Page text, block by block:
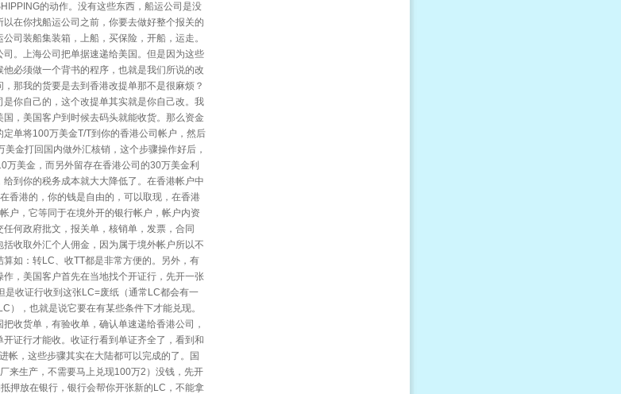
的动作。没有这些东西，船运公司是没
在你找船运公司之前，你要去做好整个报关的
司装船集装箱，上船，买保险，开船，运走。
。上海公司把单据速递给美国。但是因为这些
必须做一个背书的程序，也就是我们所说的改
那我的货要是去到香港改提单那不是很麻烦？
你自己的，这个改提单其实就是你自己改。我
，美国客户到时候去码头就能收货。那么资金
单将100万美金T/T到你的香港公司帐户，然后
金打回国内做外汇核销，这个步骤操作好后，
美金，而另外留存在香港公司的30万美金利
到你的税务成本就大大降低了。在香港帐户中
香港的，你的钱是自由的，可以取现，在香港
户，它等同于在境外开的银行帐户，帐户内资
何政府批文，报关单，核销单，发票，合同
收取外汇个人佣金，因为属于境外帐户所以不
如：转LC、收TT都是非常方便的。另外，有
，美国客户首先在当地找个开证行，先开一张
收证行收到这张LC=废纸（通常LC都会有一
），也就是说它要在有某些条件下才能兑现。
收货单，有验收单，确认单速递给香港公司，
证行才能收。收证行看到单证齐全了，看到和
帐，这些步骤其实在大陆都可以完成的了。国
来生产，不需要马上兑现100万2）没钱，先开
押放在银行，银行会帮你开张新的LC，不能拿